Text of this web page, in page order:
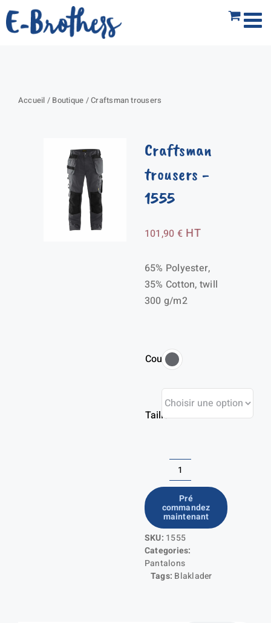
Passer
au
Accueil / Boutique /Craftsman trousers
Craftsman
trousers -
1555
101,90 € HT
65% Polyester,
35% Cotton, twill
300 g/m2
Couleur
Taille
quantité
de
Craftsman
trousers
Pré
commandez
maintenant
SKU: 1555
Categories:
Pantalons
Tags: Blaklader